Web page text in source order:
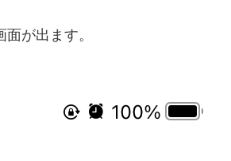
が出ます。